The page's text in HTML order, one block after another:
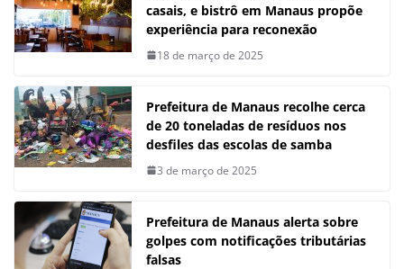
casais, e bistrô em Manaus propõe
experiência para reconexão
18 de março de 2025
Prefeitura de Manaus recolhe cerca
de 20 toneladas de resíduos nos
desfiles das escolas de samba
3 de março de 2025
Prefeitura de Manaus alerta sobre
golpes com notificações tributárias
falsas